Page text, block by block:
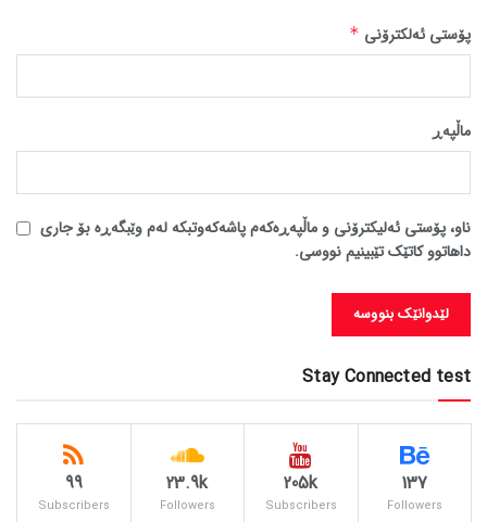
پۆستی ئەلکترۆنی *
ماڵپه‌ڕ
ناو، پۆستی ئەلیکترۆنی و ماڵپەڕەکەم پاشەکەوتبکە لەم وێبگەڕە بۆ جاری
داهاتوو کاتێک تێبینیم نووسی.
Stay Connected test
137
Followers
205k
Subscribers
23.9k
Followers
99
Subscribers